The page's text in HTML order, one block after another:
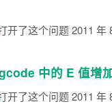
开了这个问题2011 年
中的 E 值增
开了这个问题2011 年